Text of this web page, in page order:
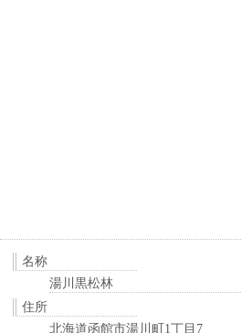
名称
湯川黒松林
住所
北海道函館市湯川町1丁目7